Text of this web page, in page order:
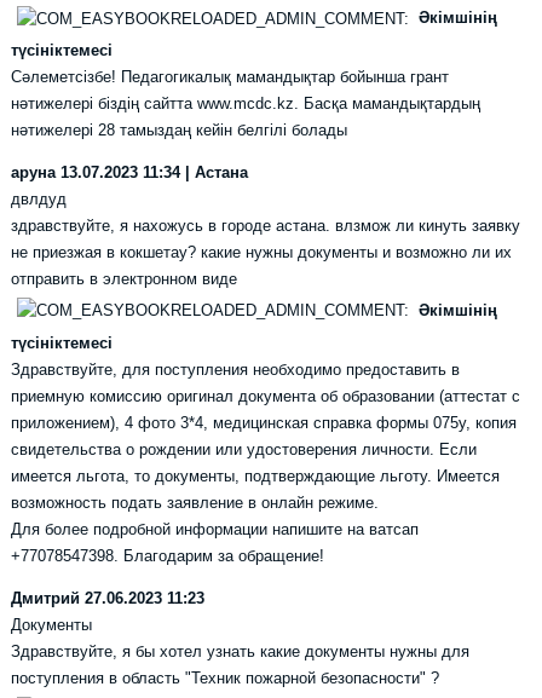
Әкімшінің
түсініктемесі
Сәлеметсізбе! Педагогикалық мамандықтар бойынша грант
нәтижелері біздің сайтта www.mcdc.kz. Басқа мамандықтардың
нәтижелері 28 тамыздаң кейін белгілі болады
аруна 13.07.2023 11:34 | Астана
двлдуд
здравствуйте, я нахожусь в городе астана. влзмож ли кинуть заявку
не приезжая в кокшетау? какие нужны документы и возможно ли их
отправить в электронном виде
Әкімшінің
түсініктемесі
Здравствуйте, для поступления необходимо предоставить в
приемную комиссию оригинал документа об образовании (аттестат с
приложением), 4 фото 3*4, медицинская справка формы 075у, копия
свидетельства о рождении или удостоверения личности. Если
имеется льгота, то документы, подтверждающие льготу. Имеется
возможность подать заявление в онлайн режиме.
Для более подробной информации напишите на ватсап
+77078547398. Благодарим за обращение!
Дмитрий 27.06.2023 11:23
Документы
Здравствуйте, я бы хотел узнать какие документы нужны для
поступления в область "Техник пожарной безопасности" ?